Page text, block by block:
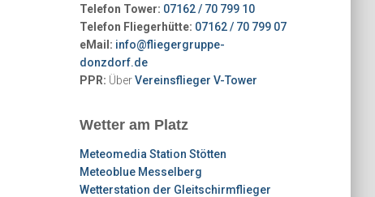
Telefon Tower: 07162 / 70 799 10
Telefon Fliegerhütte: 07162 / 70 799 07
eMail: info@fliegergruppe-
donzdorf.de
PPR: ÜberVereinsflieger V-Tower
Wetter am Platz
Meteomedia Station Stötten
Meteoblue Messelberg
Wetterstation der Gleitschirmflieger